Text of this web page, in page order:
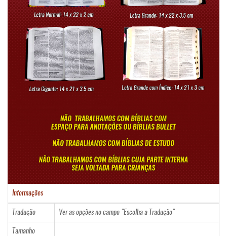
Informações
Tradução Ver as opções no campo "Escolha a Tradução"
Tamanho